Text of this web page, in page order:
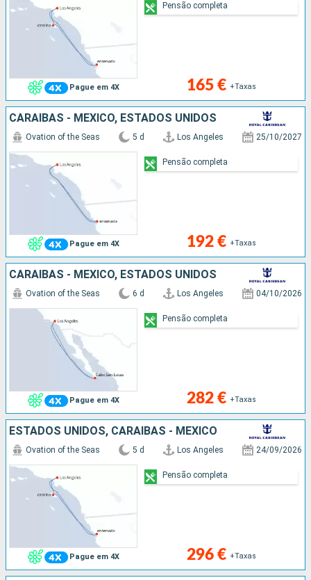
Pague em 4X 165 € +Taxas
Pensão completa
CARAIBAS - MEXICO, ESTADOS UNIDOS
Pague em 4X
Ovation of the Seas 5 d Los Angeles 25/10/2027
192 € +Taxas
Pensão completa
CARAIBAS - MEXICO, ESTADOS UNIDOS
Pague em 4X
Ovation of the Seas 6 d Los Angeles 04/10/2026
282 € +Taxas
Pensão completa
ESTADOS UNIDOS, CARAIBAS - MEXICO
Pague em 4X
Ovation of the Seas 5 d Los Angeles 24/09/2026
296 € +Taxas
Pensão completa